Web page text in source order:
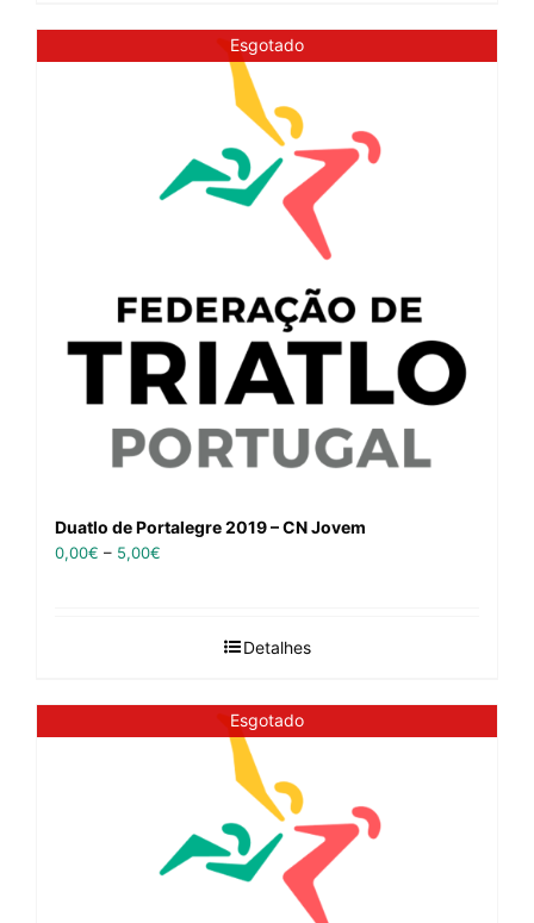
Esgotado
Duatlo de Portalegre 2019 – CN Jovem
0,00€ – 5,00€
Detalhes
Esgotado